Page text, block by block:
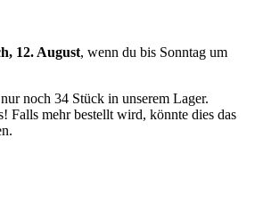
12. August, wenn du bis Sonntag um
noch 34 Stück in unserem Lager.
Falls mehr bestellt wird, könnte dies das